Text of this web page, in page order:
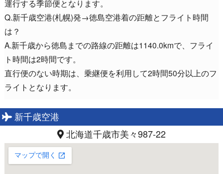
運行する季節便となります。
Q.新千歳空港(札幌)発→徳島空港着の距離とフライト時間
は？
A.新千歳から徳島までの路線の距離は1140.0kmで、フライ
ト時間は2時間です。
直行便のない時期は、乗継便を利用して2時間50分以上のフ
ライトとなります。
新千歳空港
北海道千歳市美々987-22